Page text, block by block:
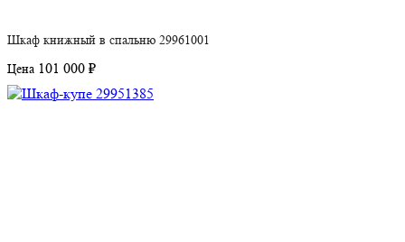
Шкаф книжный в спальню 29961001
Цена 101 000 ₽